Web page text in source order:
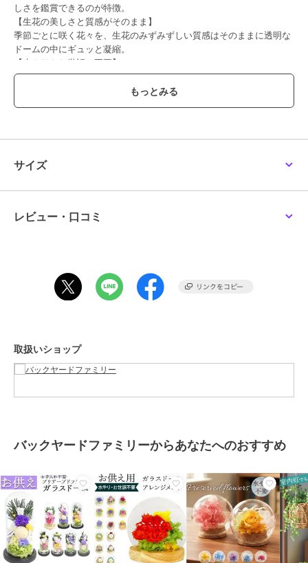
しさを鑑賞できるのが特徴。
【生花の美しさと質感がそのまま】
季節ごとに咲く花々を、生花のみずみずしい質感はそのままに透明な
ドームの中にギュッと凝縮。
【水やりやお世話は不要】
ガラスドームで覆われているので、お花がホコリで汚れる心配がな
く、水やりや水換えも一切不要。
【仏壇のお手入れも手間いらず】
清潔感溢れる白木の台座とシックな黒色の台座。仏壇や雰囲気に合わ
せて自在にコーディネート。
る、種類豊富なラインナップ。
示、アテンションタグ、ご使用上の注意事項などを必ずご確認下さ
ワー
花重/ピンク、花織/ホワイト、真
帆/ピンク、瑞樹/ホワイト、架純/
イエロー、静流/ブルー、羽叶/パ
ープル、日和/イエロー、桃音/ピ
ンク、芽吹/グリーン、ひなた
サイズ 【即日発送】ガラスドーム
サイズ
レビュー・口コミ
取扱いショップ
バックヤードファミリーからあなたへのおすすめ